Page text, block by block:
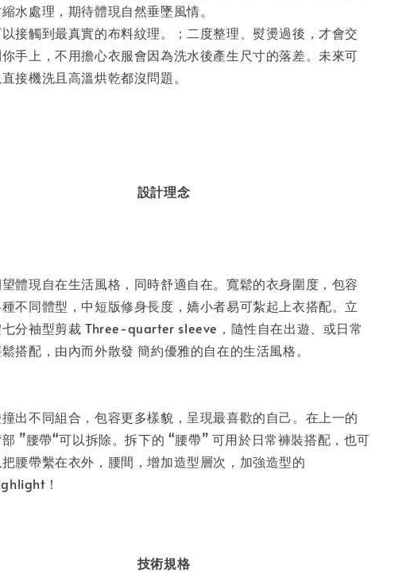
水處理，期待體現自然垂墜風情。
接觸到最真實的布料紋理。；二度整理、熨燙過後，才會交
手上，不用擔心衣服會因為洗水後產生尺寸的落差。未來可
接機洗且高溫烘乾都沒問題。
設計理念
體現自在生活風格，同時舒適自在。寬鬆的衣身圍度，包容
不同體型，中短版修身長度，嬌小者易可紮起上衣搭配。立
分袖型剪裁 Three-quarter sleeve，隨性自在出遊、或日常
搭配，由內而外散發 簡約優雅的自在的生活風格。
出不同組合，包容更多樣貌，呈現最喜歡的自己。在上一的
”腰帶“可以拆除。拆下的 “腰帶” 可用於日常褲裝搭配，也可
腰帶繫在衣外，腰間，增加造型層次，加強造型的
！
技術規格